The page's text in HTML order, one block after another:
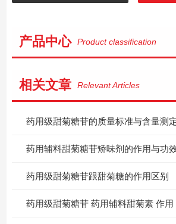
产品中心 Product classification
相关文章 Relevant Articles
药用级甜菊糖苷的质量标准与含量测
药用辅料甜菊糖苷矫味剂的作用与功
药用级甜菊糖苷跟甜菊糖的作用区别
药用级甜菊糖苷 药用辅料甜菊素 作用